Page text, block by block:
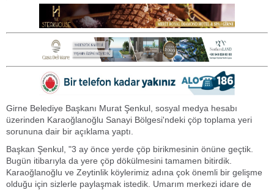
Girne Belediye Başkanı Murat Şenkul, sosyal medya hesabı
üzerinden Karaoğlanoğlu Sanayi Bölgesi'ndeki çöp toplama yeri
sorununa dair bir açıklama yaptı.
Başkan Şenkul, "3 ay önce yerde çöp birikmesinin önüne geçtik.
Bugün itibarıyla da yere çöp dökülmesini tamamen bitirdik.
Karaoğlanoğlu ve Zeytinlik köylerimiz adına çok önemli bir gelişme
olduğu için sizlerle paylaşmak istedik. Umarım merkezi idare de